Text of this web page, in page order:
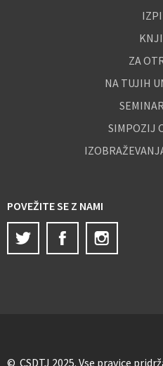
ZA
NA TUJIH
SIMPOZIJ
POVEŽITE SE Z NAMI
Twitter
Facebook
© CSDTJ 2025. Vse pravice